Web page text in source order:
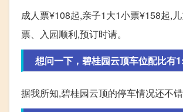
成人票¥108起,亲子1大1小票¥158起,
票、入园顺利,预订时请。
想问一下，碧桂园云顶车位配比有
据我所知,碧桂园云顶的停车情况还不